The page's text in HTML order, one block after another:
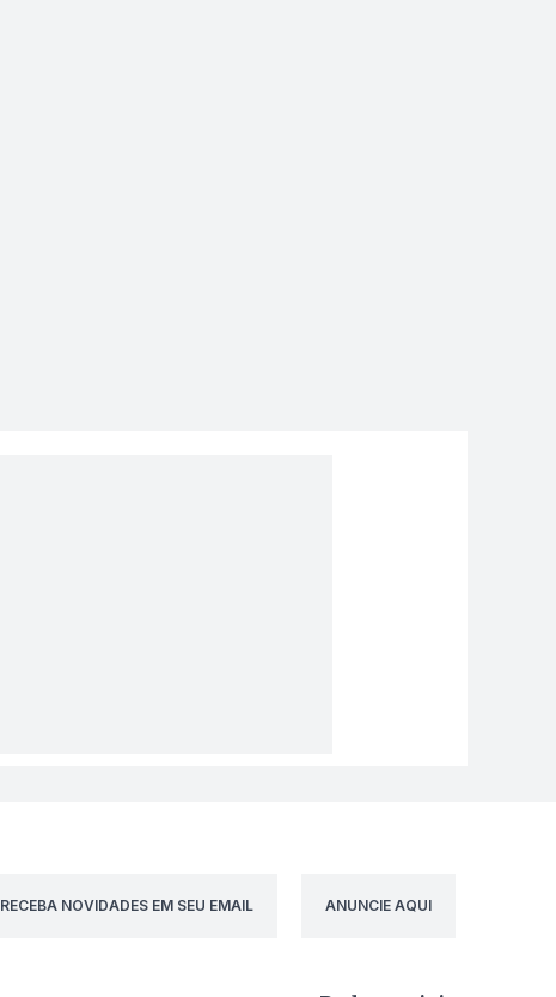
RECEBA NOVIDADES EM SEU EMAIL ANUNCIE AQUI